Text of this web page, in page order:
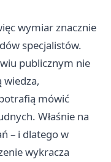
wymiar znacznie
specjalistów.
publicznym nie
wiedza,
mówić
Właśnie na
– i dlatego w
wykracza